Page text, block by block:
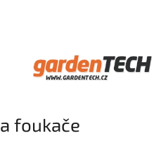
foukače